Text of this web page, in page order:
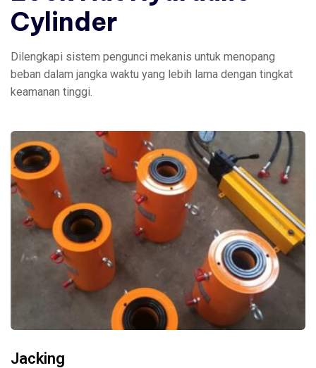
Cylinder
Dilengkapi sistem pengunci mekanis untuk menopang
beban dalam jangka waktu yang lebih lama dengan tingkat
keamanan tinggi.
Jacking